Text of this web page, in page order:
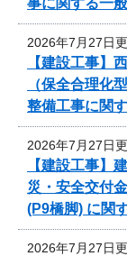
2026年7月27日
【建設工事】
（保全合理
整備工事に関
2026年7月27日
【建設工事】
災・安全交付
(P9橋脚) に関
2026年7月27日